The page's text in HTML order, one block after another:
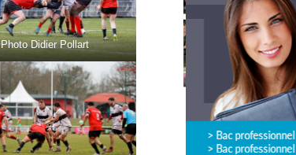
Photo Didier Pollart